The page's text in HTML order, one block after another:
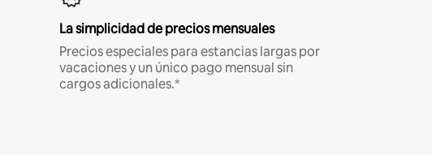
La simplicidad de precios mensuales
Precios especiales para estancias largas por
vacaciones y un único pago mensual sin
cargos adicionales.*